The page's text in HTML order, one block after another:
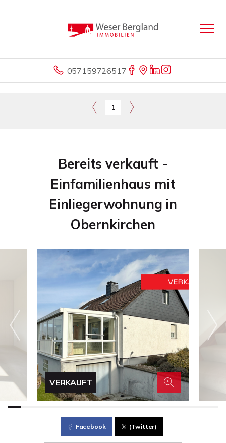
057159726517
1
Bereits verkauft -
Einfamilienhaus mit
Einliegerwohnung in
Obernkirchen
VERKAUFT
Facebook (Twitter)